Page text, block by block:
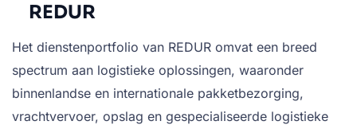
REDUR
Het dienstenportfolio van REDUR omvat een breed
spectrum aan logistieke oplossingen, waaronder
binnenlandse en internationale pakketbezorging,
vrachtvervoer, opslag en gespecialiseerde logistieke